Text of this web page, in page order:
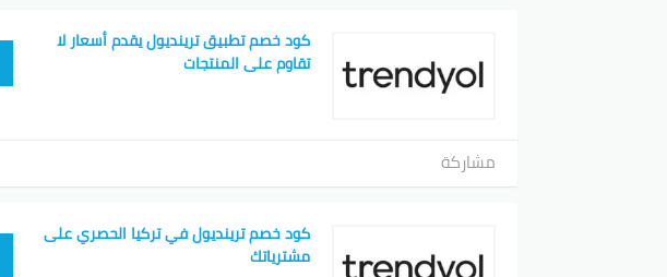
كود خصم تطبيق ترينديول يقدم أسعار لا
تقاوم على المنتجات
مشاركة
كود خصم ترينديول في تركيا الحصري على
مشترياتك